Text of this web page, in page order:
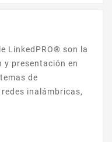
LinkedPRO® son la
y presentación en
de
inalámbricas,